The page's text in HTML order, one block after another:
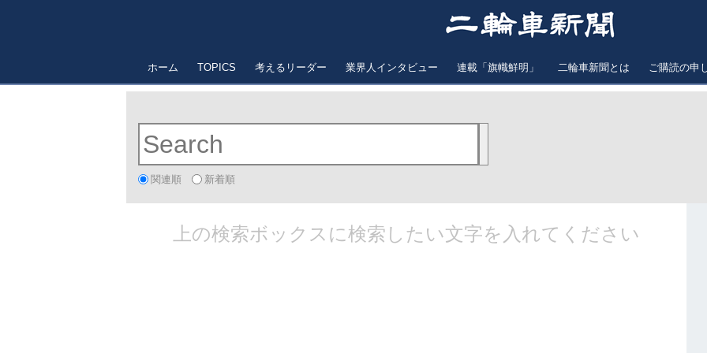
ホーム TOPICS 考えるリーダー 業界人インタビュー 連載「旗幟鮮明」 二輪車新聞とは ご購読の申
関連順 新着順
上の検索ボックスに検索したい文字を入れてください